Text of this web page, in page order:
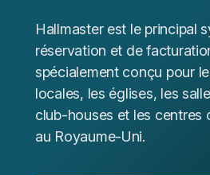
Hallmaster est le principal
réservation et de
spécialement conçu pour
locales, les églises, les
club-houses et les centres
au Royaume-Uni.